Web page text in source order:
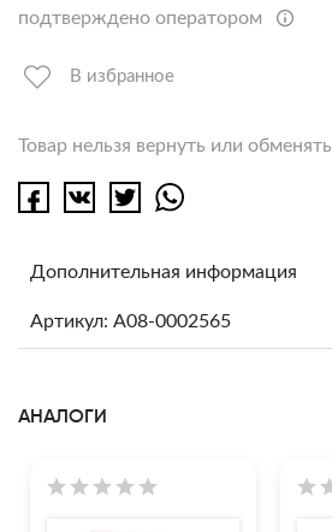
подтверждено оператором
В избранное
Товар нельзя вернуть или обменять
Дополнительная информация
Артикул: A08-0002565
АНАЛОГИ